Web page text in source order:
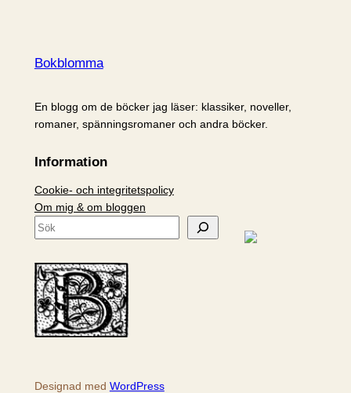
Bokblomma
En blogg om de böcker jag läser: klassiker, noveller,
romaner, spänningsromaner och andra böcker.
Information
Cookie- och integritetspolicy
Om mig & om bloggen
S
k
Designad med WordPress